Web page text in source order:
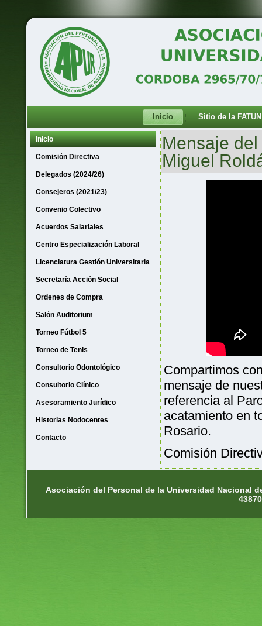
Inicio Sitio de la FATUN
Inicio
Comisión Directiva
Delegados (2024/26)
Consejeros (2021/23)
Convenio Colectivo
Acuerdos Salariales
Centro Especialización Laboral
Licenciatura Gestión Universitaria
Secretaría Acción Social
Ordenes de Compra
Salón Auditorium
Torneo Fútbol 5
Torneo de Tenis
Consultorio Odontológico
Consultorio Clínico
Asesoramiento Jurídico
Historias Nodocentes
Contacto
Mensaje
Miguel
Compartimos
mensaje de
referencia al
acatamiento en
Rosario.
Comisión
Asociación del Personal de la Universidad Nacional